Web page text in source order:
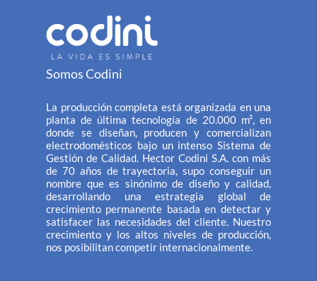
Somos Codini
La producción completa está organizada en una
planta de última tecnología de 20.000 m², en
donde se diseñan, producen y comercializan
electrodomésticos bajo un intenso Sistema de
Gestión de Calidad. Hector Codini S.A. con más
de 70 años de trayectoria, supo conseguir un
nombre que es sinónimo de diseño y calidad,
desarrollando una estrategia global de
crecimiento permanente basada en detectar y
satisfacer las necesidades del cliente. Nuestro
crecimiento y los altos niveles de producción,
nos posibilitan competir internacionalmente.